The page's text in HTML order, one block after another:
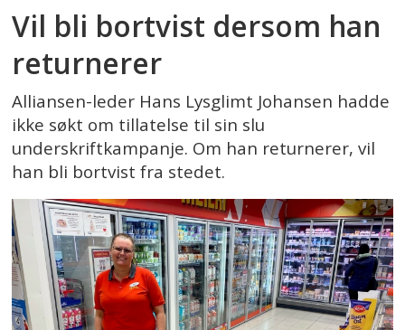
Vil bli bortvist dersom han
returnerer
Alliansen-leder Hans Lysglimt Johansen hadde
ikke søkt om tillatelse til sin slu
underskriftkampanje. Om han returnerer, vil
han bli bortvist fra stedet.